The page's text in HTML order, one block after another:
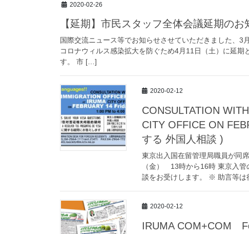
2020-02-26
【延期】市民スタッフ全体会議延期のお
国際交流ニュース等でお知らせさせていただきました、
コロナウィルス感染拡大を防ぐため4月11日（土）に延
す。 市 […]
2020-02-12
CONSULTATION
CITY OFFICE ON
する 外国人相談 )
東京出入国在留管理局職員が同
（金） 13時から16時 東京入管
談をお受けします。 ※ 助言等
2020-02-12
IRUMA COM+COM